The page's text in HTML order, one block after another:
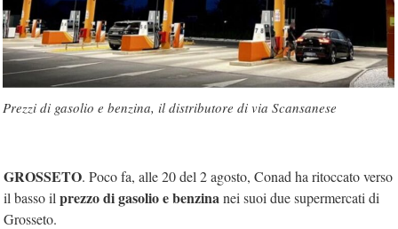
Prezzi di gasolio e benzina, il distributore di via Scansanese
GROSSETO. Poco fa, alle 20 del 2 agosto, Conad ha ritoccato verso
il basso il prezzo di gasolio e benzinanei suoi due supermercati di
Grosseto.